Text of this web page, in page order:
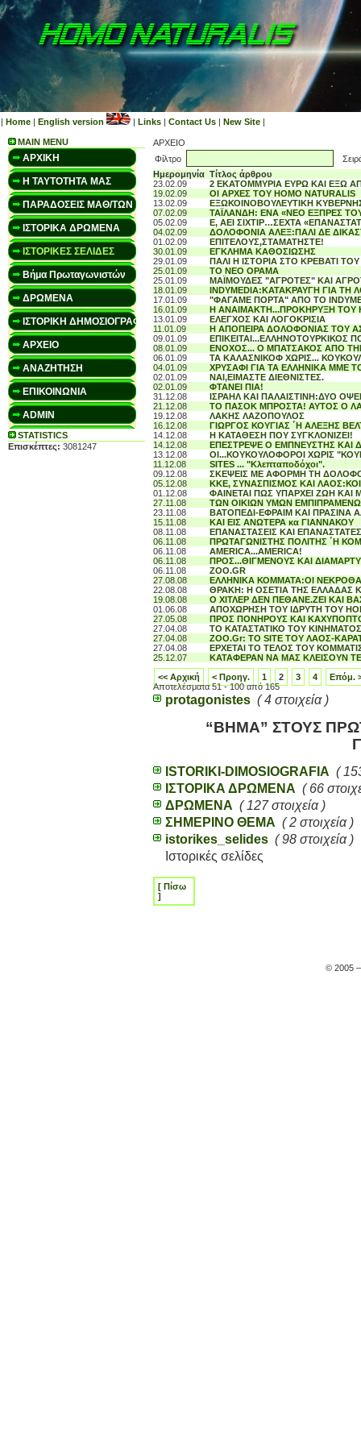
| Home | English version | Links | Contact Us | New Site |
MAIN MENU
ΑΡΧΙΚΗ
Η ΤΑΥΤΟΤΗΤΑ ΜΑΣ
ΠΑΡΑΔΟΣΕΙΣ ΜΑΘ/ΤΩΝ
ΙΣΤΟΡΙΚΑ ΔΡΩΜΕΝΑ
ΙΣΤΟΡΙΚΕΣ ΣΕΛΙΔΕΣ
Βήμα Πρωταγωνιστών
ΔΡΩΜΕΝΑ
ΙΣΤΟΡΙΚΗ ΔΗΜΟΣΙΟΓΡΑΦΙΑ
ΑΡΧΕΙΟ
ΑΝΑΖΗΤΗΣΗ
ΕΠΙΚΟΙΝΩΝΙΑ
ADMIN
STATISTICS
Επισκέπτες: 3081247
ΑΡΧΕΙΟ
Φίλτρο
Ημερομηνία Τίτλος άρθρου
23.02.09
2 ΕΚΑΤΟΜΜΥΡΙΑ ΕΥΡΩ ΚΑΙ ΕΞΩ
19.02.09
ΟΙ ΑΡΧΕΣ ΤΟΥ HOMO NATURALIS
13.02.09
ΕΞΩΚΟΙΝΟΒΟΥΛΕΥΤΙΚΗ
07.02.09
ΤΑΪΛΑΝΔΗ: ΕΝΑ «ΝΕΟ ΕΞΠΡΕΣ
05.02.09
Ε, ΑΕΙ ΣΙΧΤΙΡ…ΣΕΧΤΑ
04.02.09
ΔΟΛΟΦΟΝΙΑ ΑΛΕΞ:ΠΑΛΙ ΔΕ
01.02.09
ΕΠΙΤΕΛΟΥΣ,ΣΤΑΜΑΤΗΣΤΕ!
30.01.09
ΕΓΚΛΗΜΑ ΚΑΘΟΣΙΩΣΗΣ
29.01.09
ΠΑΛΙ Η ΙΣΤΟΡΙΑ ΣΤΟ ΚΡΕΒΑΤΙ
25.01.09
TO NEO ΟΡΑΜΑ
25.01.09
ΜΑΪΜΟΥΔΕΣ "ΑΓΡΟΤΕΣ" KAI
18.01.09
INDYMEDIA:ΚΑΤΑΚΡΑΥΓΗ ΓΙΑ ΤΗ
17.01.09
"ΦΑΓΑΜΕ ΠΟΡΤΑ" ΑΠΟ ΤΟ
16.01.09
Η ANAIMAKTH...ΠΡΟΚΗΡΥΞΗ ΤΟΥ
13.01.09
EΛΕΓΧΟΣ ΚΑΙ ΛΟΓΟΚΡΙΣΙΑ
11.01.09
Η ΑΠΟΠΕΙΡΑ ΔΟΛΟΦΟΝΙΑΣ ΤΟΥ
09.01.09
ΕΠΙΚΕΙΤΑΙ...ΕΛΛΗΝΟΤΟΥΡΚΙΚΟΣ
08.01.09
ΕΝΟΧΟΣ... Ο ΜΠΑΤΣΑΚΟΣ ΑΠΟ
06.01.09
ΤΑ ΚΑΛΑΣΝΙΚΟΦ ΧΩΡΙΣ...
04.01.09
ΧΡΥΣΑΦΙ ΓΙΑ ΤΑ ΕΛΛΗΝΙΚΑ ΜΜΕ
02.01.09
ΝΑΙ,ΕΙΜΑΣΤΕ ΔΙΕΘΝΙΣΤΕΣ.
02.01.09
ΦΤΑΝΕΙ ΠΙΑ!
31.12.08
ΙΣΡΑΗΛ ΚΑΙ ΠΑΛΑΙΣΤΙΝΗ:ΔΥΟ
21.12.08
ΤΟ ΠΑΣΟΚ ΜΠΡΟΣΤΑ! ΑΥΤΟΣ Ο
19.12.08
ΛΑΚΗΣ ΛΑΖΟΠΟΥΛΟΣ
16.12.08
ΓΙΩΡΓΟΣ ΚΟΥΓΙΑΣ ΄Η ΑΛΕΞΗΣ
14.12.08
Η ΚΑΤΑΘΕΣΗ ΠΟΥ ΣΥΓΚΛΟΝΙΖΕΙ!
14.12.08
ΕΠΕΣΤΡΕΨΕ Ο ΕΜΠΝΕΥΣΤΗΣ ΚΑΙ
13.12.08
ΟΙ...ΚΟΥΚΟΥΛΟΦΟΡΟΙ ΧΩΡΙΣ
11.12.08
SITES ... "Κλεπταποδόχοι".
09.12.08
ΣΚΕΨΕΙΣ ΜΕ ΑΦΟΡΜΗ ΤΗ
05.12.08
ΚΚΕ, ΣΥΝΑΣΠΙΣΜΟΣ ΚΑΙ
01.12.08
ΦΑΙΝΕΤΑΙ ΠΩΣ ΥΠΑΡΧΕΙ ΖΩΗ ΚΑΙ
27.11.08
ΤΩΝ ΟΙΚΙΩΝ ΥΜΩΝ
23.11.08
ΒΑΤΟΠΕΔΙ-ΕΦΡΑΙΜ ΚΑΙ ΠΡΑΣΙΝΑ
15.11.08
ΚΑΙ ΕΙΣ ΑΝΩΤΕΡΑ κα ΓΙΑΝΝΑΚΟΥ
08.11.08
EΠΑΝΑΣΤΑΣΕΙΣ ΚΑΙ ΕΠΑΝΑΣΤΑΤΕΣ
06.11.08
ΠΡΩΤΑΓΩΝΙΣΤΗΣ ΠΟΛΙΤΗΣ ΄Η
06.11.08
AMERICA...AMERICA!
06.11.08
ΠΡΟΣ...ΘΙΓΜΕΝΟΥΣ ΚΑΙ
06.11.08
ZOO.GR
27.08.08
ΕΛΛΗΝΙΚΑ ΚΟΜΜΑΤΑ:ΟΙ
22.08.08
ΘΡΑΚΗ: Η ΟΣΕΤΙΑ ΤΗΣ ΕΛΛΑΔΑΣ
19.08.08
Ο ΧΙΤΛΕΡ ΔΕΝ ΠΕΘΑΝΕ.ΖΕΙ ΚΑΙ
01.06.08
ΑΠΟΧΩΡΗΣΗ ΤΟΥ ΙΔΡΥΤΗ ΤΟΥ
27.05.08
ΠΡΟΣ ΠΟΝΗΡΟΥΣ ΚΑΙ
27.04.08
ΤΟ ΚΑΤΑΣΤΑΤΙΚΟ ΤΟΥ
27.04.08
ZOO.Gr: ΤΟ SITE ΤΟΥ ΛΑΟΣ-
27.04.08
ΕΡΧΕΤΑΙ ΤΟ ΤΕΛΟΣ ΤΟΥ
25.12.07
ΚΑΤΑΦΕΡΑΝ ΝΑ ΜΑΣ ΚΛΕΙΣΟΥΝ
<< Αρχική
< Προηγ. 1 2 3 4
Επόμ.
Αποτελέσματα 51 - 100 από 165
protagonistes ( 4 στοιχεία )
“ΒΗΜΑ” ΣΤΟΥΣ
ISTORIKI-DIMOSIOGRAFIA (
ΙΣΤΟΡΙΚΑ ΔΡΩΜΕΝΑ ( 66
ΔΡΩΜΕΝΑ ( 127 στοιχεία )
ΣΗΜΕΡΙΝΟ ΘΕΜΑ ( 2 στοιχεία )
istorikes_selides ( 98 στοιχεία )
Ιστορικές σελίδες
[ Πίσω
]
© 2005